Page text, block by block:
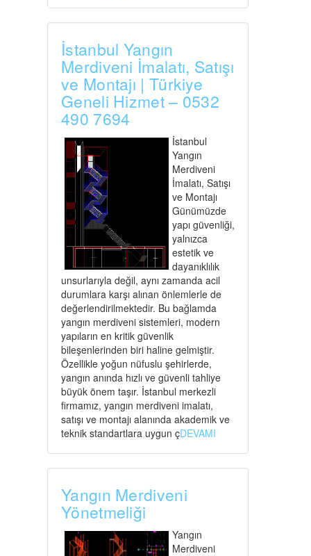
İstanbul Yangın
Merdiveni İmalatı, Satışı
ve Montajı | Türkiye
Geneli Hizmet – 0532
490 7694
İstanbul
Yangın
Merdiveni
İmalatı, Satışı
ve Montajı
Günümüzde
yapı güvenliği,
yalnızca
estetik ve
dayanıklılık
unsurlarıyla değil, aynı zamanda acil
durumlara karşı alınan önlemlerle de
değerlendirilmektedir. Bu bağlamda
yangın merdiveni sistemleri, modern
yapıların en kritik güvenlik
bileşenlerinden biri haline gelmiştir.
Özellikle yoğun nüfuslu şehirlerde,
yangın anında hızlı ve güvenli tahliye
büyük önem taşır. İstanbul merkezli
firmamız, yangın merdiveni imalatı,
satışı ve montajı alanında akademik ve
teknik standartlara uygun çDEVAMI
Yangın Merdiveni
Yönetmeliği
Yangın
Merdiveni